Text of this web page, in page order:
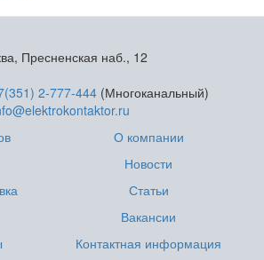
Пресненская наб., 12
2-777-444(Многоканальный)
О компании
Новости
Статьи
Вакансии
Контактная информация